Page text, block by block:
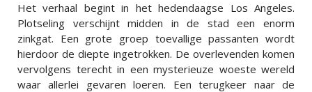
Het verhaal begint in het hedendaagse Los Angeles.
Plotseling verschijnt midden in de stad een enorm
zinkgat. Een grote groep toevallige passanten wordt
hierdoor de diepte ingetrokken. De overlevenden komen
vervolgens terecht in een mysterieuze woeste wereld
waar allerlei gevaren loeren. Een terugkeer naar de